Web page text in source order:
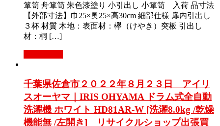
箪笥 舟箪笥 朱色漆塗り 小引出し 小箪笥 入荷 品寸法
【外部寸法】巾25×奥25×高30cm 細部仕様 扉内引出し
３杯 材質 木地：表面材：欅（けやき）突板 引出し
材：桐 […]
千葉県佐倉市２０２２年８月２３日 アイリ
スオーヤマ｜IRIS OHYAMA ドラム式全自動
洗濯機 ホワイト HD81AR-W [洗濯8.0kg /乾燥
機能無 /左開き] リサイクルショップ出張買